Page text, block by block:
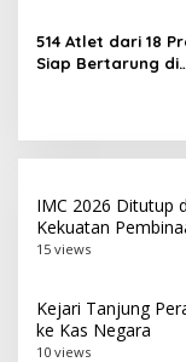
Championship
514 Atlet dari 18
Siap Bertarung di
IMC 2026 Ditutup
Kekuatan
15 views
Kejari Tanjung
ke Kas Negara
10 views